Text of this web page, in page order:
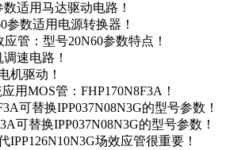
适用马达驱动电路！
参数适用电源转换器！
管：型号20N60参数特点！
速电路！
机驱动！
用MOS管：FHP170N8F3A！
可替换IPP037N08N3G的型号参数！
可替换IPP037N08N3G的型号参数！
场效应管很重要！